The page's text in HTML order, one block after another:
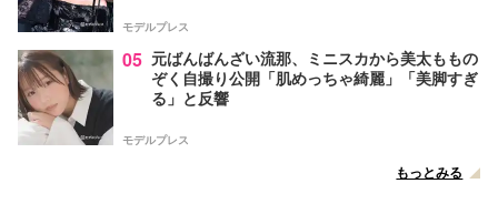
モデルプレス
05 元ばんばんざい流那、ミニスカから美太ももの
ぞく自撮り公開「肌めっちゃ綺麗」「美脚すぎ
る」と反響
モデルプレス
もっとみる